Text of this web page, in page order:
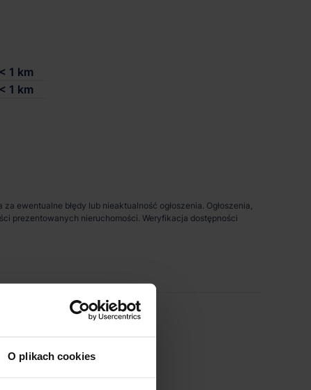
O plikach cookies
< 1 km
< 1 km
ewentualne błędy lub nieaktualność ogłoszenia. Ogłoszenia,
prezentowanych nieruchomości. Weryfikacja dostępności